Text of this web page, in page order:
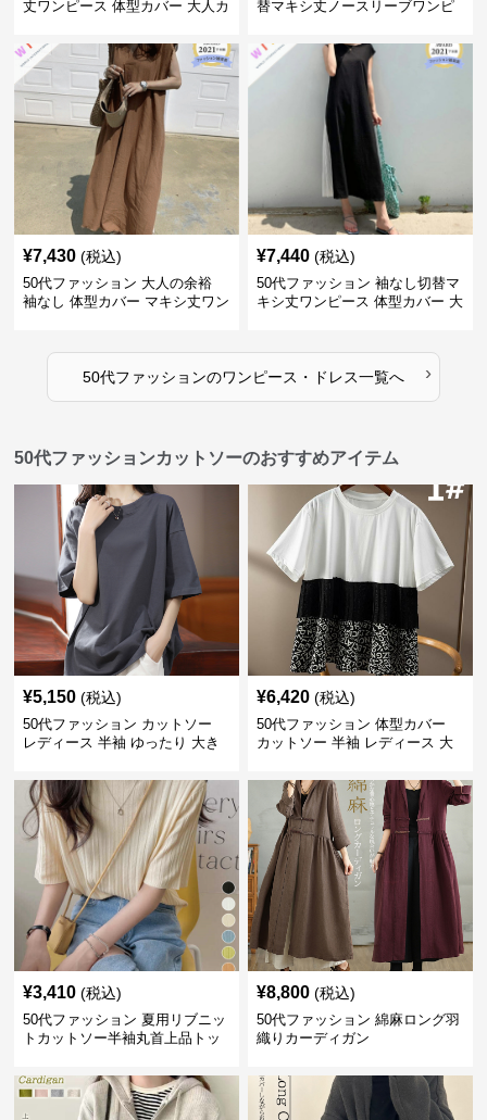
丈ワンピース 体型カバー 大人カ
替マキシ丈ノースリーブワンピ
¥7,430 (税込)
50代ファッション 大人の余裕
袖なし 体型カバー マキシ丈ワン
¥7,440 (税込)
50代ファッション 袖なし切替マ
キシ丈ワンピース 体型カバー 大
50代ファッションのワンピース・ドレス一覧へ ›
50代ファッションカットソーのおすすめアイテム
¥5,150 (税込)
50代ファッション カットソー
レディース 半袖 ゆったり 大き
¥6,420 (税込)
50代ファッション 体型カバー
カットソー 半袖 レディース 大
¥3,410 (税込)
50代ファッション 夏用リブニッ
トカットソー半袖丸首上品トッ
¥8,800 (税込)
50代ファッション 綿麻ロング羽
織りカーディガン